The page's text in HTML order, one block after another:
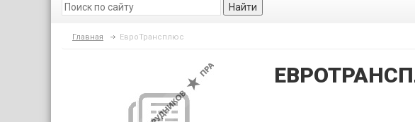
Найти
Главная ЕвроТрансплюс